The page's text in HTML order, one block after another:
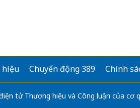
hiệu Chuyển động 389 Chính
tử Thương hiệu và Công luận của cơ